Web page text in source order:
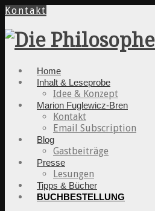
Kontakt
Home
Inhalt & Leseprobe
Idee & Konzept
Marion Fuglewicz-Bren
Kontakt
Email Subscription
Blog
Gastbeiträge
Presse
Lesungen
Tipps & Bücher
BUCHBESTELLUNG